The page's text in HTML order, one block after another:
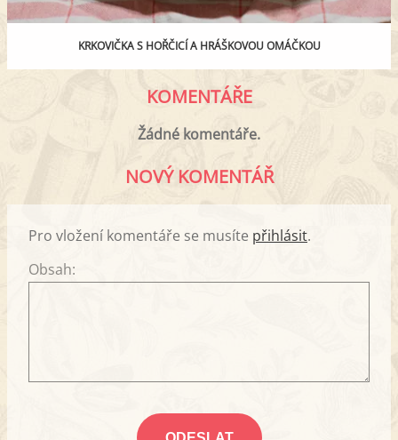
KRKOVIČKA S HOŘČICÍ A HRÁŠKOVOU OMÁČKOU
KOMENTÁŘE
Žádné komentáře.
NOVÝ KOMENTÁŘ
Pro vložení komentáře se musíte přihlásit.
Obsah: